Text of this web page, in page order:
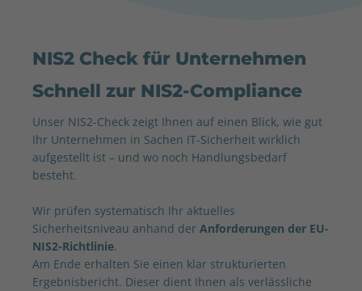
NIS2 Check für Unternehmen
Schnell zur NIS2-Compliance
Unser NIS2-Check zeigt Ihnen auf einen Blick, wie gut
Ihr Unternehmen in Sachen IT-Sicherheit wirklich
aufgestellt ist – und wo noch Handlungsbedarf
besteht.
Wir prüfen systematisch Ihr aktuelles
Sicherheitsniveau anhand der Anforderungen der EU-
NIS2-Richtlinie.
Am Ende erhalten Sie einen klar strukturierten
Ergebnisbericht. Dieser dient Ihnen als verlässliche